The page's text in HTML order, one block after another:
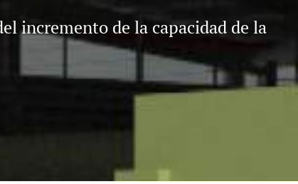
incremento de la capacidad de la